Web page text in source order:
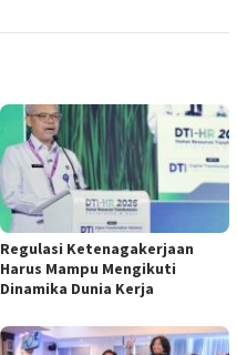
Regulasi Ketenagakerjaan
Harus Mampu Mengikuti
Dinamika Dunia Kerja